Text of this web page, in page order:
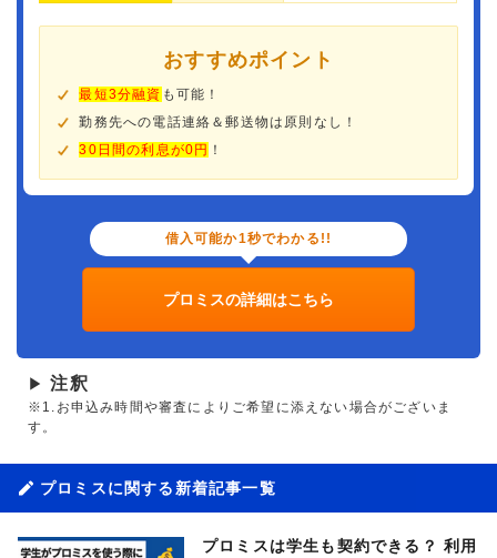
おすすめポイント
最短3分融資 も可能！
勤務先への電話連絡＆郵送物は原則なし！
30日間の利息が0円 ！
借入可能か1秒でわかる!!
プロミスの詳細はこちら
▶ 注釈
※1.お申込み時間や審査によりご希望に添えない場合がございま
す。
プロミスに関する新着記事一覧
プロミスは学生も契約できる？ 利用